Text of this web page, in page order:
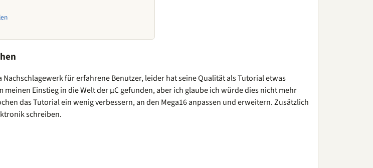
für erfahrene Benutzer, leider hat seine Qualität als Tutorial etwas
meinen Einstieg in die Welt der µC gefunden, aber ich glaube ich würde dies nicht mehr
das Tutorial ein wenig verbessern, an den Mega16 anpassen und erweitern. Zusätzlich
schreiben.